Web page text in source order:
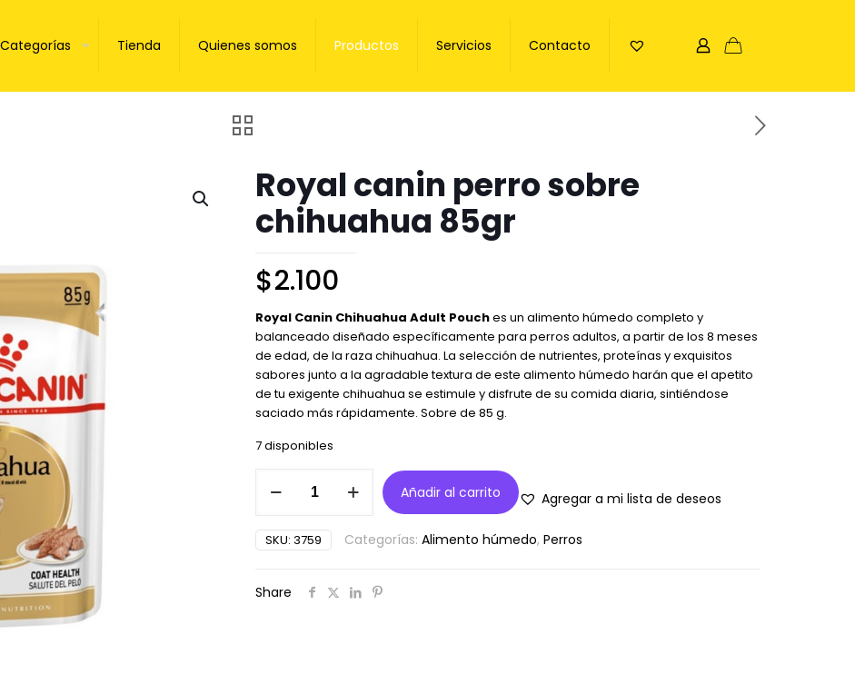
Categorías Tienda Quienes somos Productos Servicios Contacto
Royal canin perro sobre
chihuahua 85gr
$2.100
Royal Canin Chihuahua Adult Pouches un alimento húmedo completo y
balanceado diseñado específicamente para perros adultos, a partir de los 8 meses
de edad, de la raza chihuahua. La selección de nutrientes, proteínas y exquisitos
sabores junto a la agradable textura de este alimento húmedo harán que el apetito
de tu exigente chihuahua se estimule y disfrute de su comida diaria, sintiéndose
saciado más rápidamente. Sobre de 85 g.
7 disponibles
canin
sobre
chihuahua
cantidad
Añadir al carrito Agregar a mi lista de deseos
SKU: 3759 Categorías: Alimento húmedo, Perros
Share